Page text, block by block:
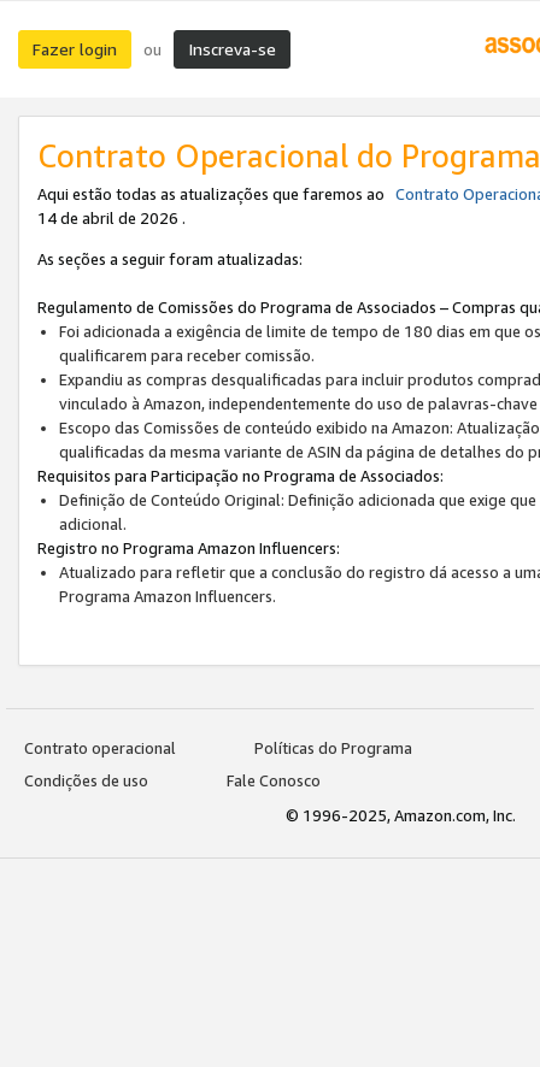
Fazer login ou Inscreva-se
Contrato Operacional do
Aqui estão todas as atualizações que faremos ao
Contrato
14 de abril de 2026 .
As seções a seguir foram atualizadas:
Regulamento de Comissões do Programa de Associados – Compras
Foi adicionada a exigência de limite de tempo de 180 dias em que
qualificarem para receber comissão.
Expandiu as compras desqualificadas para incluir produtos
vinculado à Amazon, independentemente do uso de palavras-
Escopo das Comissões de conteúdo exibido na Amazon:
qualificadas da mesma variante de ASIN da página de detalhes do
Requisitos para Participação no Programa de Associados:
Definição de Conteúdo Original: Definição adicionada que exige
adicional.
Registro no Programa Amazon Influencers:
Atualizado para refletir que a conclusão do registro dá acesso a
Programa Amazon Influencers.
Contrato operacional
Políticas do Programa
Condições de uso
Fale Conosco
© 1996-2025, Amazon.com, Inc.